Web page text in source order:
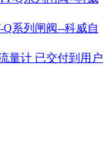
系列闸阀--科威自
已交付到用户